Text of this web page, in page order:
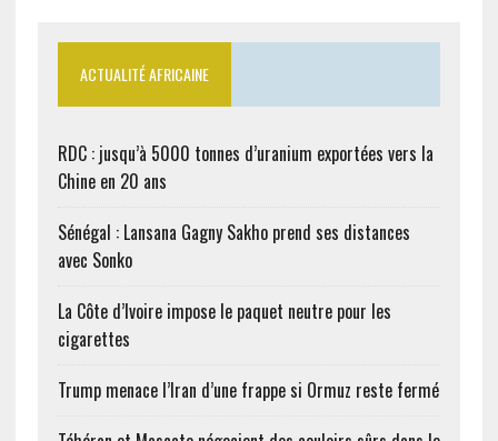
ACTUALITÉ AFRICAINE
RDC : jusqu’à 5000 tonnes d’uranium exportées vers la
Chine en 20 ans
Sénégal : Lansana Gagny Sakho prend ses distances
avec Sonko
La Côte d’Ivoire impose le paquet neutre pour les
cigarettes
Trump menace l’Iran d’une frappe si Ormuz reste fermé